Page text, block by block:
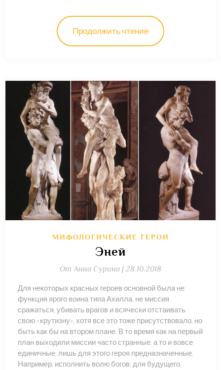
Продолжить чтение
МИФОЛОГИЧЕСКИЕ ГЕРОИ
Эней
От Анна Сурина | 28.10.2018
Для некоторых красных героев основной была не
функция ярого воина типа Ахилла, не миссия
сражаться, убивать врагов и всячески отстаивать
свою «крутизну», хотя все это тоже присутствовало, но
быть как бы на втором плане. В то время как на первый
план выходили миссии часто странные, а то и вовсе
единичные, лишь для этого героя предназначенные.
Например, исполнить волю богов, для будущего,